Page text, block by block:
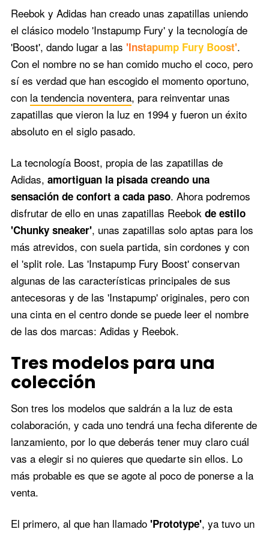
Reebok y Adidas han creado unas zapatillas uniendo
el clásico modelo 'Instapump Fury' y la tecnología de
'Boost', dando lugar a las 'Instapump Fury Boost'.
Con el nombre no se han comido mucho el coco, pero
sí es verdad que han escogido el momento oportuno,
con la tendencia noventera, para reinventar unas
zapatillas que vieron la luz en 1994 y fueron un éxito
absoluto en el siglo pasado.
La tecnología Boost, propia de las zapatillas de
Adidas, amortiguan la pisada creando una
sensación de confort a cada paso. Ahora podremos
disfrutar de ello en unas zapatillas Reebok de estilo
'Chunky sneaker', unas zapatillas solo aptas para los
más atrevidos, con suela partida, sin cordones y con
el 'split role. Las 'Instapump Fury Boost' conservan
algunas de las características principales de sus
antecesoras y de las 'Instapump' originales, pero con
una cinta en el centro donde se puede leer el nombre
de las dos marcas: Adidas y Reebok.
Tres modelos para una
colección
Son tres los modelos que saldrán a la luz de esta
colaboración, y cada uno tendrá una fecha diferente de
lanzamiento, por lo que deberás tener muy claro cuál
vas a elegir si no quieres que quedarte sin ellos. Lo
más probable es que se agote al poco de ponerse a la
venta.
El primero, al que han llamado 'Prototype', ya tuvo un